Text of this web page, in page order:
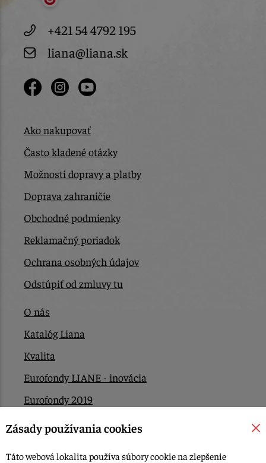
+421 54 4792 195
liana@liana.sk
Ako nakupovať
Často kladené otázky
Možnosti dopravy a platby
Doprava zahraničie
Obchodné podmienky
Reklamačný poriadok
Ochrana osobných údajov
Odstúpiť od zmluvy tu
O nás
Katalóg Liana
Kvalita
Eurofondy LIANE - inovácia
Eurofondy 2019
Eurofondy 2022/2023
Zásady používania cookies
Táto webová lokalita používa súbory cookie na zlepšenie